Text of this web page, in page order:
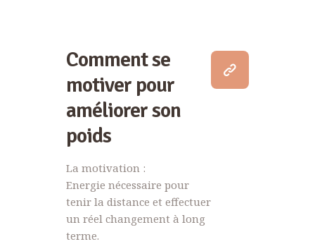
Comment se
motiver pour
améliorer son
poids
La motivation :
Energie nécessaire pour
tenir la distance et effectuer
un réel changement à long
terme.